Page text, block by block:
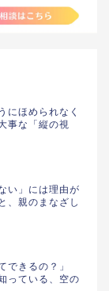
にほめられなく
事な「縦の視
い」には理由が
、親のまなざし
できるの？」
っている、空の